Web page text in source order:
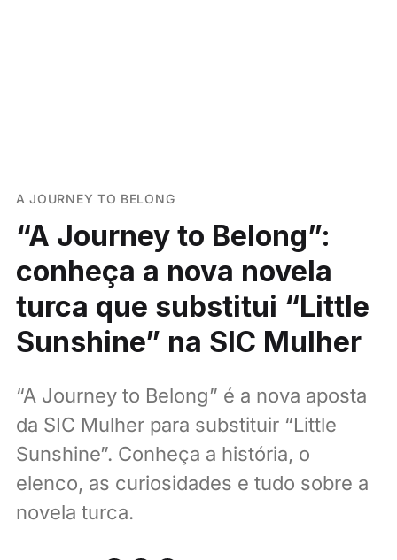
A JOURNEY TO BELONG
“A Journey to Belong”:
conheça a nova novela
turca que substitui “Little
Sunshine” na SIC Mulher
“A Journey to Belong” é a nova aposta
da SIC Mulher para substituir “Little
Sunshine”. Conheça a história, o
elenco, as curiosidades e tudo sobre a
novela turca.